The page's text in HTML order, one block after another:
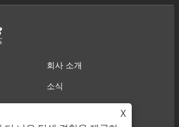
회사 소개
소식
문의 보내기
X